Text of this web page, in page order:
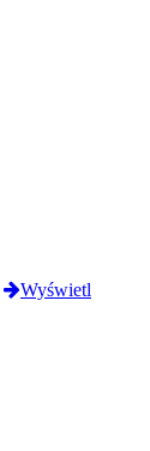
Wyświetl